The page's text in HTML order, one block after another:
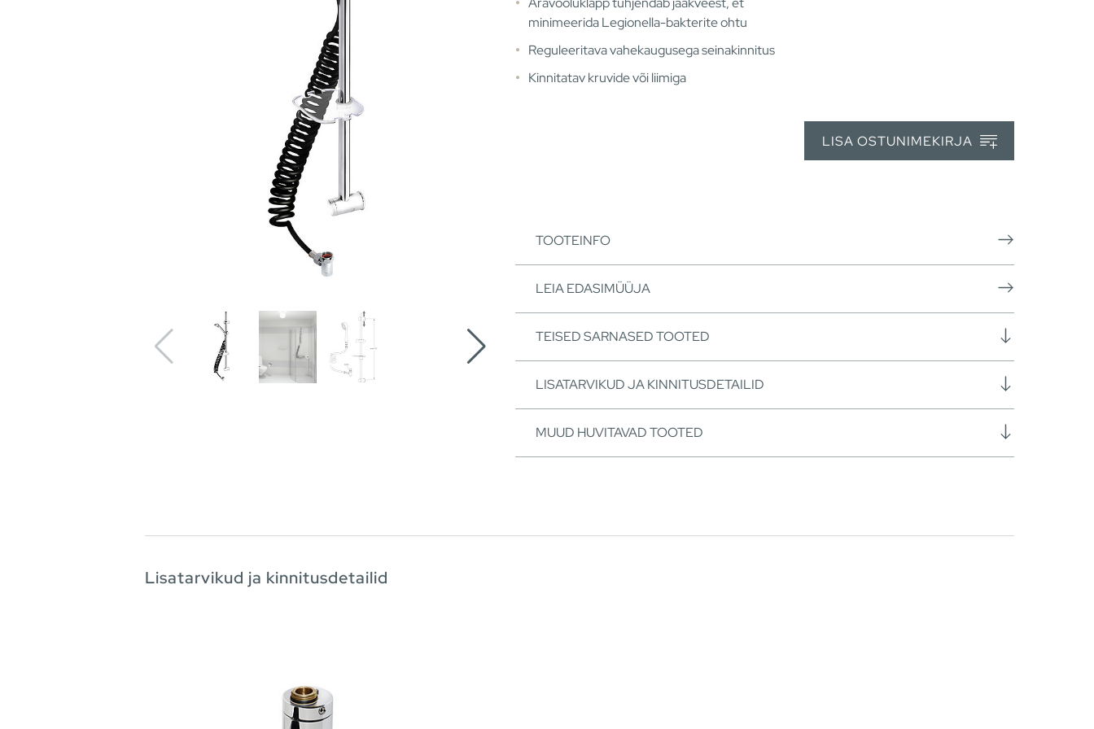
minimeerida Legionella-bakterite ohtu
Reguleeritava vahekaugusega seinakinnitus
Kinnitatav kruvide või liimiga
LISA OSTUNIMEKIRJA
TOOTEINFO
LEIA EDASIMÜÜJA
TEISED SARNASED TOOTED
LISATARVIKUD JA KINNITUSDETAILID
MUUD HUVITAVAD TOOTED
Lisatarvikud ja kinnitusdetailid